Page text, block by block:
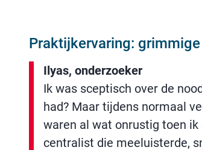
Praktijkervaring:
Ilyas, onderzoeker
Ik was sceptisch over de
had? Maar tijdens normaal
waren al wat onrustig toen
centralist die meeluisterde,